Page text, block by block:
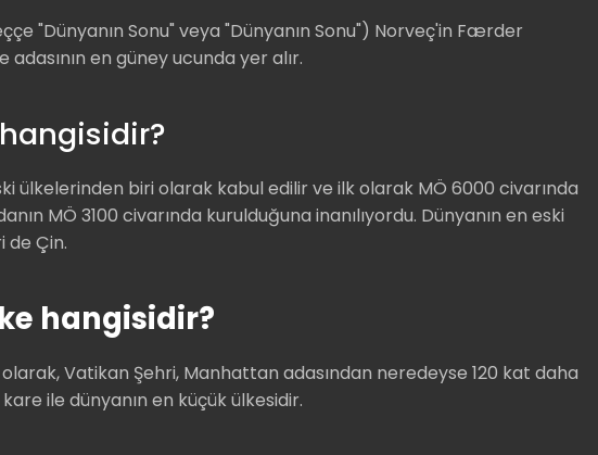
"Dünyanın Sonu" veya "Dünyanın Sonu") Norveç'in Færder
en güney ucunda yer alır.
ülkelerinden biri olarak kabul edilir ve ilk olarak MÖ 6000 civarında
MÖ 3100 civarında kurulduğuna inanılıyordu. Dünyanın en eski
de Çin.
hangisidir?
Vatikan Şehri, Manhattan adasından neredeyse 120 kat daha
ile dünyanın en küçük ülkesidir.